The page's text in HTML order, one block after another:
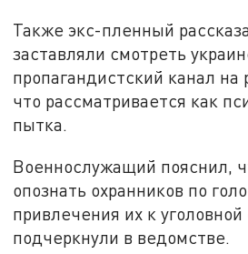
Также экс-пленный
заставляли смотреть
пропагандистский канал на
что рассматривается как
пытка.
Военнослужащий пояснил,
опознать охранников по
привлечения их к
подчеркнули в ведомстве.